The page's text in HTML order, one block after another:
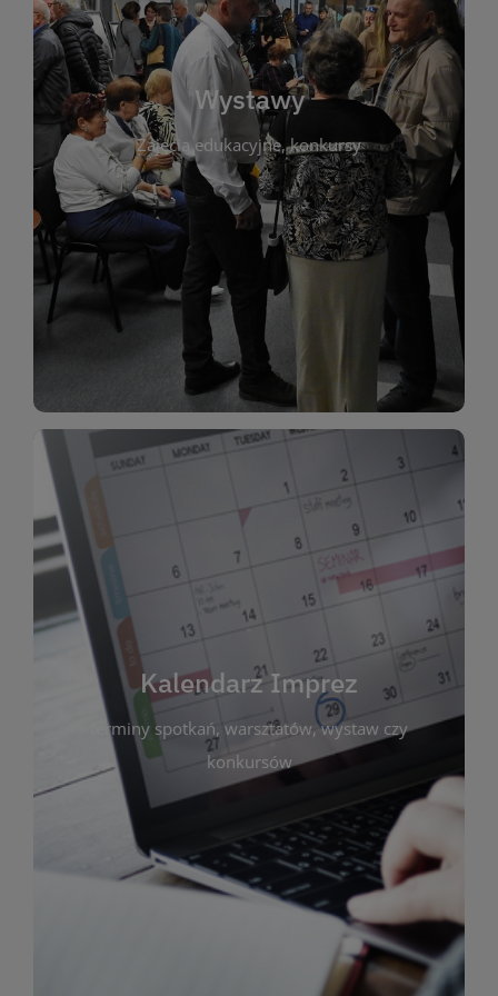
Wystawy
Zajęcia edukacyjne, konkursy
Wystawy
Biblioteka organizuje prezentujące zarówno
sztukę lokalnych twórców, jak i zbiory tematyczne.
W tej sekcji znajdziesz informacje o aktualnych
ekspozycjach oraz archiwum wystaw z
poprzednich lat. Prezentowane prace obejmują
malarstwo, fotografię, rękodzieło i inne formy
artystyczne. Każda wystawa to wyjątkowa okazja
do kontaktu z kulturą i sztuką w przestrzeni
biblioteki. Serdecznie zapraszamy wszystkich
Kalendarz Imprez
terminy spotkań, warsztatów, wystaw czy
konkursów
Kalendarz Imprez
Zakładka ta gromadzi wszystkie planowane
wydarzenia kulturalne i edukacyjne organizowane
przez bibliotekę. Możesz tu sprawdzić terminy
spotkań, warsztatów, wystaw czy konkursów.
Dzięki przejrzystemu kalendarzowi łatwo
zaplanujesz udział w interesujących Cię
wydarzeniach. Aktualizujemy harmonogram na
bieżąco, by zawsze był zgodny z planem pracy
biblioteki. Zapraszamy do śledzenia i uczestnictwa
w życiu kulturalnym miasta!
WIĘCEJ